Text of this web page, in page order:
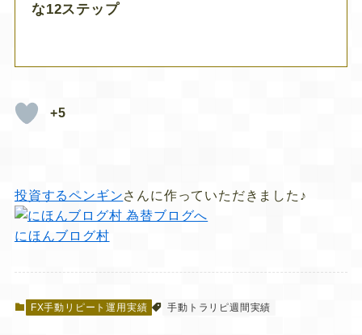
な12ステップ
+5
投資するペンギンさんに作っていただきました♪
にほんブログ村
FX手動リピート運用実績 手動トラリピ週間実績